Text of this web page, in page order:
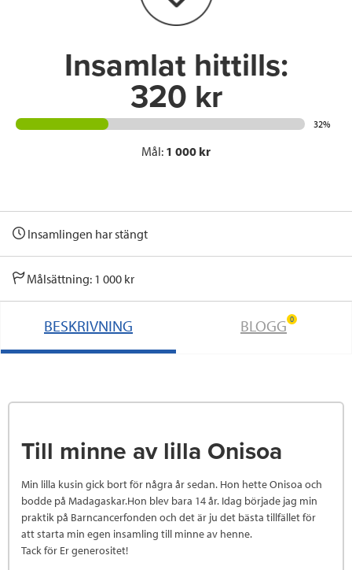
n
Insamlat hittills:
320 kr
32%
Mål: 1 000 kr
Insamlingen har stängt
Målsättning: 1 000 kr
BESKRIVNING BLOGG 0
Till minne av lilla Onisoa
Min lilla kusin gick bort för några år sedan. Hon hette Onisoa och
bodde på Madagaskar.Hon blev bara 14 år. Idag började jag min
praktik på Barncancerfonden och det är ju det bästa tillfället för
att starta min egen insamling till minne av henne.
Tack för Er generositet!